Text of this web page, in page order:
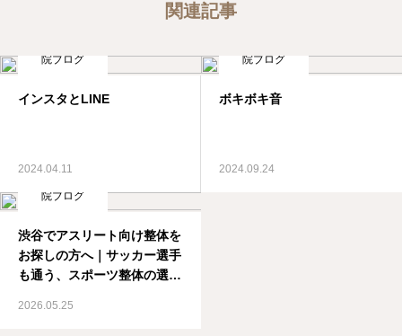
関連記事
院ブログ
インスタとLINE
2024.04.11
院ブログ
ボキボキ音
2024.09.24
院ブログ
渋谷でアスリート向け整体を
お探しの方へ｜サッカー選手
も通う、スポーツ整体の選び
2026.05.25